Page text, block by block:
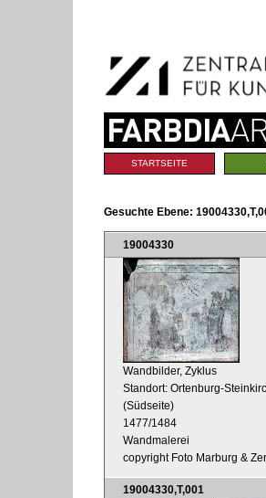
Navigation
Sektionen
STARTSEITE
Gesuchte Ebene:
19004330
Wandbilder, Zyklus
Standort: Ortenburg-
(Südseite)
1477/1484
Wandmalerei
copyright Foto Marburg &
19004330,T,001